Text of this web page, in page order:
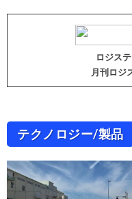
ロジス
月刊ロジ
テクノロジー/製品